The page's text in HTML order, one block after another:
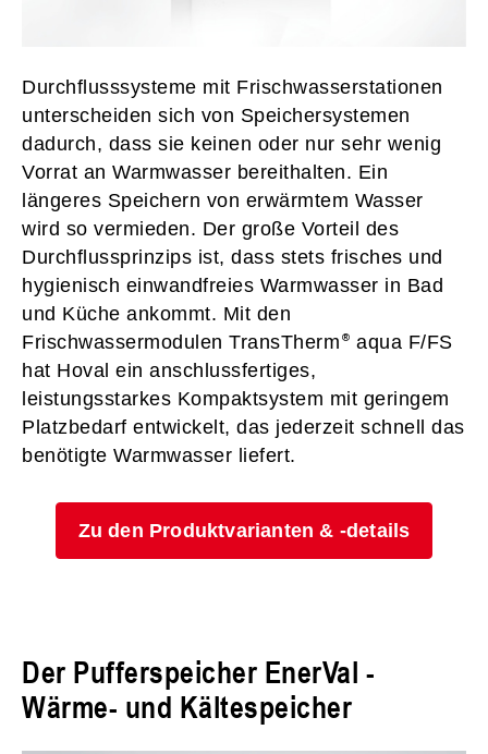
Durchflusssysteme mit Frischwasserstationen
unterscheiden sich von Speichersystemen
dadurch, dass sie keinen oder nur sehr wenig
Vorrat an Warmwasser bereithalten. Ein
längeres Speichern von erwärmtem Wasser
wird so vermieden. Der große Vorteil des
Durchflussprinzips ist, dass stets frisches und
hygienisch einwandfreies Warmwasser in Bad
und Küche ankommt. Mit den
Frischwassermodulen TransTherm
aqua F/FS
hat Hoval ein anschlussfertiges,
leistungsstarkes Kompaktsystem mit geringem
Platzbedarf entwickelt, das jederzeit schnell das
benötigte Warmwasser liefert.
Zu den Produktvarianten & -details
Der Pufferspeicher EnerVal -
Wärme- und Kältespeicher